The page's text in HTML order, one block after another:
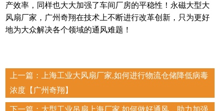
产效率，同样也大大加强了车间厂房的平稳性！永磁大型大
风扇厂家，广州奇翔在技术上不断进行改革创新，只为更好
地为大众解决各个领域的通风难题！
上一篇：
上海工业大风扇厂家,如何进行物流仓储降低病毒
浓度【广州奇翔】
下一篇： 大型工业吊扇上海厂家,如何做好通风，助力加强